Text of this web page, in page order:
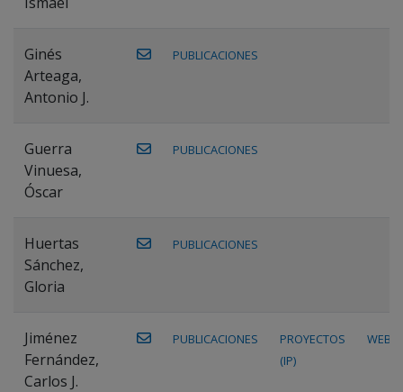
Ginés
Arteaga,
Antonio J.
PUBLICACIONES
Guerra
Vinuesa,
Óscar
PUBLICACIONES
Huertas
Sánchez,
Gloria
PUBLICACIONES
Jiménez
Fernández,
Carlos J.
PUBLICACIONES
PROYECTOS
(IP)
WEB